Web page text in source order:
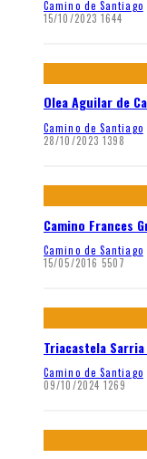
Camino de Santiago
15/10/2023 1644
Olea Aguilar de
Camino de Santiago
28/10/2023 1398
Camino Frances
Camino de Santiago
15/05/2016 5507
Triacastela
Camino de Santiago
09/10/2024 1269